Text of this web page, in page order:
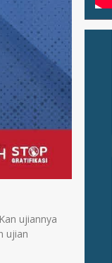
ujiannya
ujian